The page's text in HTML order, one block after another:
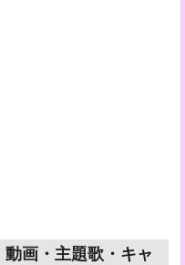
動画・主題歌・キャ